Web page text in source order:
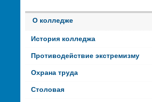
О колледже
История колледжа
Противодействие экстремизму
Охрана труда
Столовая